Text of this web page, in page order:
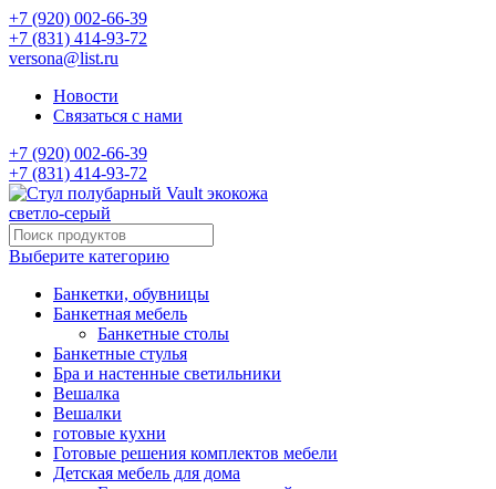
+7 (920) 002-66-39
+7 (831) 414-93-72
versona@list.ru
Новости
Связаться с нами
+7 (920) 002-66-39
+7 (831) 414-93-72
Выберите категорию
Банкетки, обувницы
Банкетная мебель
Банкетные столы
Банкетные стулья
Бра и настенные светильники
Вешалка
Вешалки
готовые кухни
Готовые решения комплектов мебели
Детская мебель для дома